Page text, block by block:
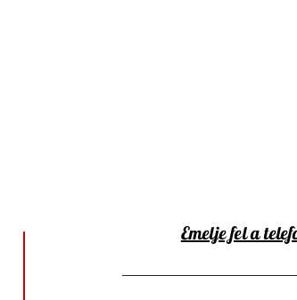
Emelje fel a